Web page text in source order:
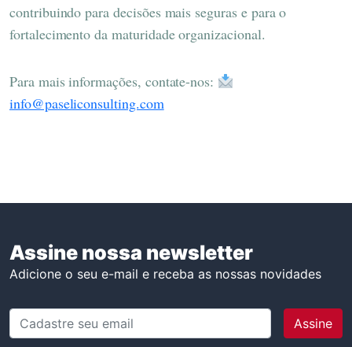
contribuindo para decisões mais seguras e para o
fortalecimento da maturidade organizacional.
Para mais informações, contate-nos:
info@paseliconsulting.com
Assine nossa newsletter
Adicione o seu e-mail e receba as nossas novidades
Cadastre seu email